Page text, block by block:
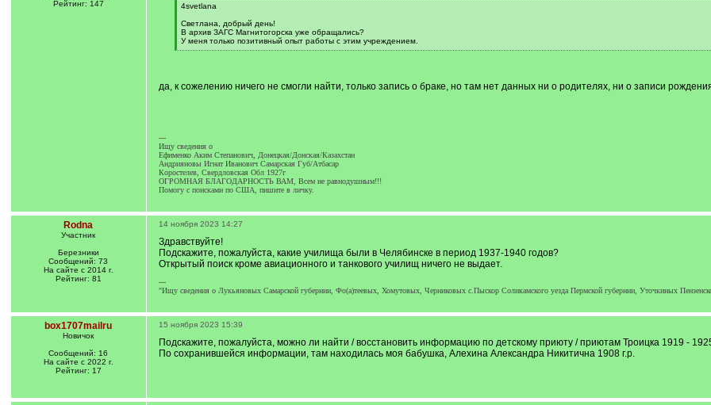
Рейтинг: 147
[
]
4svetlana
Светлана, добрый день!
В архив ЗАГС Магнитогорска уже обращались?
У меня только позитивный опыт работы с этим учреждением.
[
да, к сожелению ничего не смогли найти, только запись о браке, но там нет данных ни о родителях, ни о записи
---
Ищу сведения о
Ефименко Аким Степанович, Донецкая/Донская/Казахстан
Андрияновы Игнат Иванович Самарская Губ/Атбасар
Коростелев, Свердловская Обл 1927г
ОГРОМНАЯ БЛАГОДАРНОСТЬ ВАМ, Всем не равнодушным!!!
Помогу с поисками по США, пишите в личку.
Rodna
Участник
Березники
Сообщений: 73
На сайте с 2014 г.
Рейтинг: 81
14 ноября 2023 14:27
Здравствуйте!
Подскажите, пожалуйста, какие училища были в Челябинске в период 1937-1940 годов?
Открытый поиск кроме авиационного и танкового училищ ничего не выдает.
---
"Ищу сведения о Лукьяновых Самарской губернии, Фо(а)теевых, Хомутовых, Черниковых с.Пыскор Соликамского уезда Пермской губернии, Уточкиных
box1707mailru
Новичок
Сообщений: 16
На сайте с 2022 г.
Рейтинг: 17
15 ноября 2023 15:39
Подскажите, пожалуйста, можно ли найти / восстановить информацию по детскому приюту / приютам Троицка 1919 -
По сохранившейся информации, там находилась моя бабушка, Алехина Александра Никитична 1908 г.р.